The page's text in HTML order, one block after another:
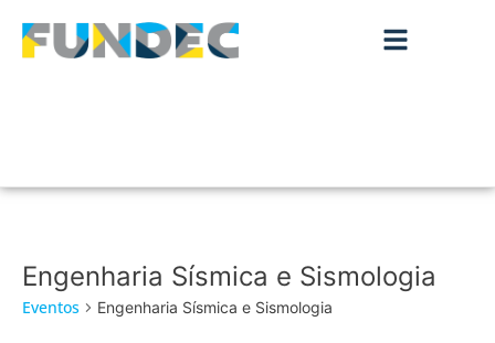
Engenharia Sísmica e Sismologia
Eventos Engenharia Sísmica e Sismologia